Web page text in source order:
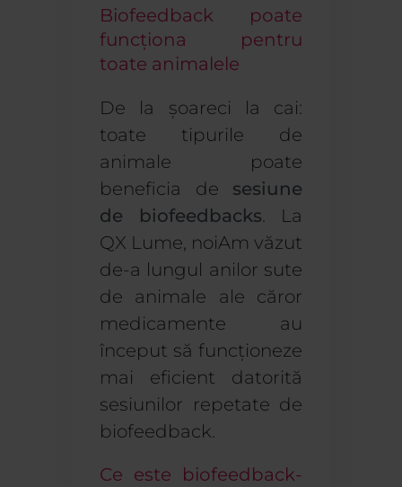
Biofeedback poate
funcționa pentru
toate animalele
De la șoareci la cai:
toate tipurile de
animale poate
beneficia de sesiune
de biofeedbacks. La
QX Lume, noiAm văzut
de-a lungul anilor sute
de animale ale căror
medicamente au
început să funcționeze
mai eficient datorită
sesiunilor repetate de
biofeedback.
Ce este biofeedback-